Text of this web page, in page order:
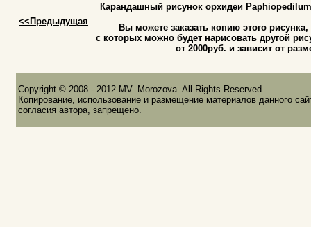
<<Предыдущая
Карандашный рисунок орхидеи
Вы можете заказать копию этого
c которых можно будет нарисовать другой
от 2000руб. и зависит от
Copyright © 2008 - 2012 MV. Morozova. All Rights Reserved.
Копирование, использование и размещение материалов данного
согласия автора, запрещено.